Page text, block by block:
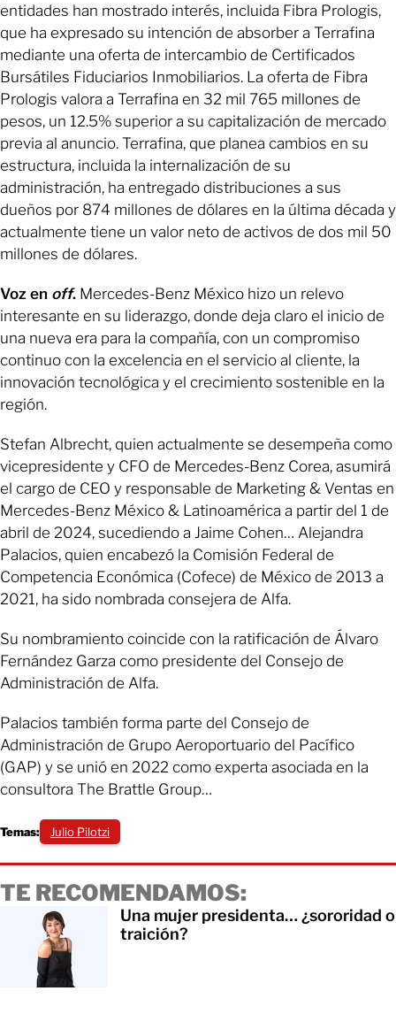
entidades han mostrado interés, incluida Fibra Prologis,
que ha expresado su intención de absorber a Terrafina
mediante una oferta de intercambio de Certificados
Bursátiles Fiduciarios Inmobiliarios. La oferta de Fibra
Prologis valora a Terrafina en 32 mil 765 millones de
pesos, un 12.5% superior a su capitalización de mercado
previa al anuncio. Terrafina, que planea cambios en su
estructura, incluida la internalización de su
administración, ha entregado distribuciones a sus
dueños por 874 millones de dólares en la última década y
actualmente tiene un valor neto de activos de dos mil 50
millones de dólares.
Voz en off. Mercedes-Benz México hizo un relevo
interesante en su liderazgo, donde deja claro el inicio de
una nueva era para la compañía, con un compromiso
continuo con la excelencia en el servicio al cliente, la
innovación tecnológica y el crecimiento sostenible en la
región.
Stefan Albrecht, quien actualmente se desempeña como
vicepresidente y CFO de Mercedes-Benz Corea, asumirá
el cargo de CEO y responsable de Marketing & Ventas en
Mercedes-Benz México & Latinoamérica a partir del 1 de
abril de 2024, sucediendo a Jaime Cohen… Alejandra
Palacios, quien encabezó la Comisión Federal de
Competencia Económica (Cofece) de México de 2013 a
2021, ha sido nombrada consejera de Alfa.
Su nombramiento coincide con la ratificación de Álvaro
Fernández Garza como presidente del Consejo de
Administración de Alfa.
Palacios también forma parte del Consejo de
Administración de Grupo Aeroportuario del Pacífico
(GAP) y se unió en 2022 como experta asociada en la
consultora The Brattle Group…
Temas: Julio Pilotzi
TE RECOMENDAMOS:
Una mujer presidenta… ¿sororidad o
traición?